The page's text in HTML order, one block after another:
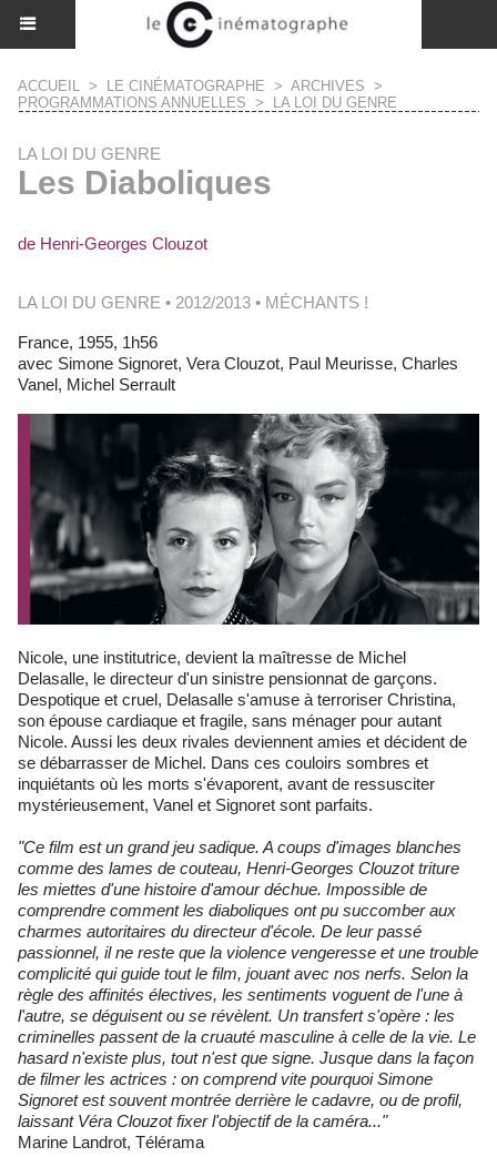
ACCUEIL > LE CINÉMATOGRAPHE > ARCHIVES >
PROGRAMMATIONS ANNUELLES > LA LOI DU GENRE
LA LOI DU GENRE
Les Diaboliques
de Henri-Georges Clouzot
LA LOI DU GENRE • 2012/2013 • MÉCHANTS !
France, 1955, 1h56
avec Simone Signoret, Vera Clouzot, Paul Meurisse, Charles
Vanel, Michel Serrault
Nicole, une institutrice, devient la maîtresse de Michel
Delasalle, le directeur d'un sinistre pensionnat de garçons.
Despotique et cruel, Delasalle s'amuse à terroriser Christina,
son épouse cardiaque et fragile, sans ménager pour autant
Nicole. Aussi les deux rivales deviennent amies et décident de
se débarrasser de Michel. Dans ces couloirs sombres et
inquiétants où les morts s'évaporent, avant de ressusciter
mystérieusement, Vanel et Signoret sont parfaits.
"Ce film est un grand jeu sadique. A coups d'images blanches
comme des lames de couteau, Henri-Georges Clouzot triture
les miettes d'une histoire d'amour déchue. Impossible de
comprendre comment les diaboliques ont pu succomber aux
charmes autoritaires du directeur d'école. De leur passé
passionnel, il ne reste que la violence vengeresse et une trouble
complicité qui guide tout le film, jouant avec nos nerfs. Selon la
règle des affinités électives, les sentiments voguent de l'une à
l'autre, se déguisent ou se révèlent. Un transfert s'opère : les
criminelles passent de la cruauté masculine à celle de la vie. Le
hasard n'existe plus, tout n'est que signe. Jusque dans la façon
de filmer les actrices : on comprend vite pourquoi Simone
Signoret est souvent montrée derrière le cadavre, ou de profil,
laissant Véra Clouzot fixer l'objectif de la caméra..."
Marine Landrot, Télérama